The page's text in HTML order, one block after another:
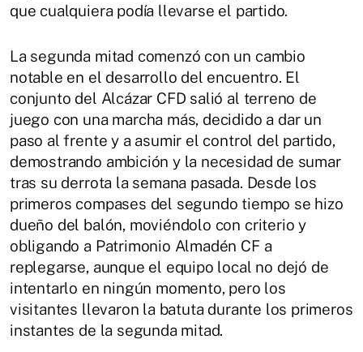
que cualquiera podía llevarse el partido.
La segunda mitad comenzó con un cambio
notable en el desarrollo del encuentro. El
conjunto del Alcázar CFD salió al terreno de
juego con una marcha más, decidido a dar un
paso al frente y a asumir el control del partido,
demostrando ambición y la necesidad de sumar
tras su derrota la semana pasada. Desde los
primeros compases del segundo tiempo se hizo
dueño del balón, moviéndolo con criterio y
obligando a Patrimonio Almadén CF a
replegarse, aunque el equipo local no dejó de
intentarlo en ningún momento, pero los
visitantes llevaron la batuta durante los primeros
instantes de la segunda mitad.